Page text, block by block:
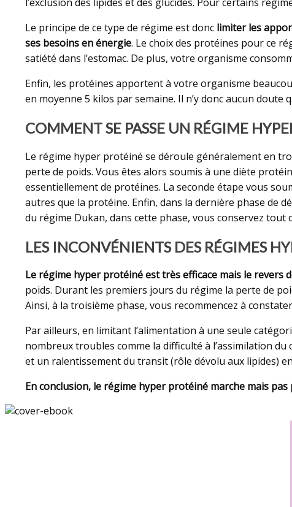
Le principe de ce type de régime est donc limiter les
ses besoins en énergie. Le choix des protéines pour ce
satiété dans l’estomac. De plus, votre organisme
Enfin, les protéines apportent à votre organisme
en moyenne 5 kilos par semaine. Il n’y donc aucun
COMMENT SE PASSE UN RÉGIME
Le régime hyper protéiné se déroule généralement en
perte de poids. Vous êtes alors soumis à une diète
essentiellement de protéines. La seconde étape vous
autres que la protéine. Enfin, dans la dernière phase de
du régime Dukan, dans cette phase, vous conservez
LES INCONVÉNIENTS DES RÉGIMES
Le régime hyper protéiné est très efficace mais le revers
poids. Durant les premiers jours du régime la perte de
Ainsi, à la troisième phase, vous recommencez à
Par ailleurs, en limitant l’alimentation à une seule
nombreux troubles comme la difficulté à l’assimilation
et un ralentissement du transit (rôle dévolu aux lipides)
En conclusion, le régime hyper protéiné marche mais